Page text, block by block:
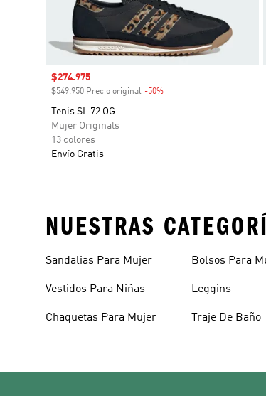
Precio de venta
$274.975
$549.950 Precio original -50%
Tenis SL 72 OG
Mujer Originals
13 colores
Envío Gratis
NUESTRAS
Sandalias Para Mujer
Vestidos Para Niñas
Chaquetas Para Mujer
Bolsos Para
Leggins
Traje De Baño